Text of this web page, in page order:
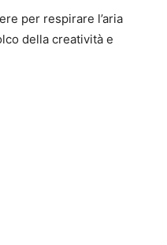
per respirare l’aria
della creatività e